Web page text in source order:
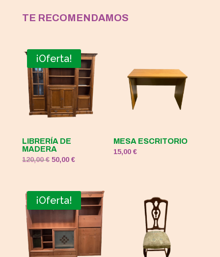
TE RECOMENDAMOS
¡Oferta!
LIBRERÍA DE
MADERA
120,00€ El
era:
120,00 €.
50,00 €El
es:
50,00 €.
MESA ESCRITORIO
15,00€
¡Oferta!